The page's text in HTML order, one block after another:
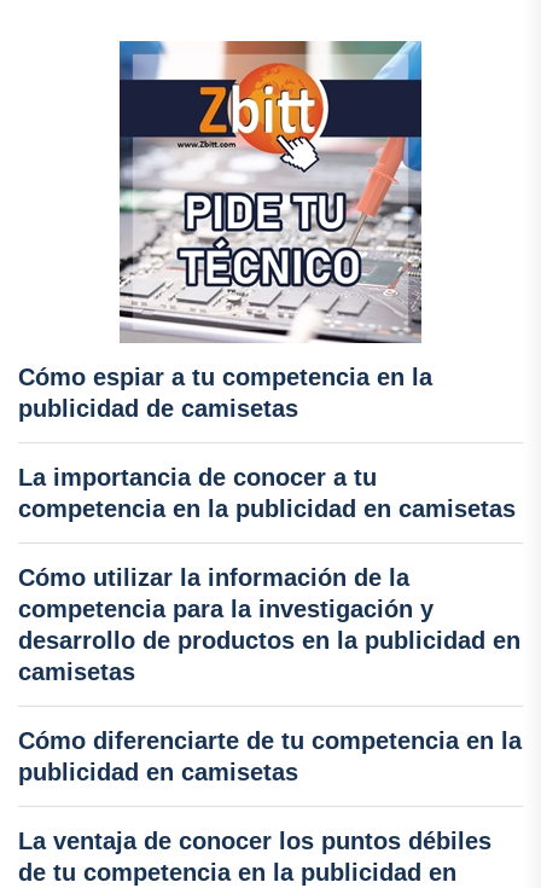
Cómo espiar a tu competencia en la
publicidad de camisetas
La importancia de conocer a tu
competencia en la publicidad en camisetas
Cómo utilizar la información de la
competencia para la investigación y
desarrollo de productos en la publicidad en
camisetas
Cómo diferenciarte de tu competencia en la
publicidad en camisetas
La ventaja de conocer los puntos débiles
de tu competencia en la publicidad en